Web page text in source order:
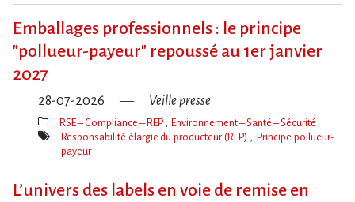
Thèmes(s)
Emballages professionnels : le principe
"pollueur-payeur" repoussé au 1er janvier
2027
28-07-2026 Veille presse
Thèmes(s)
RSE – Compliance – REP Environnement – Santé – Sécurité
Mot(s)-
Responsabilité élargie du producteur (REP)
Principe pollueur-
payeur
L’univers des labels en voie de remise en